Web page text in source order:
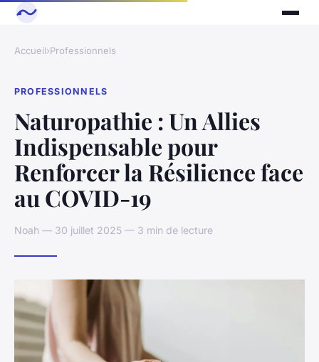
Accueil›Professionnels
PROFESSIONNELS
Naturopathie : Un Allies
Indispensable pour
Renforcer la Résilience face
au COVID-19
Noah — 30 juillet 2025 — 3 min de lecture